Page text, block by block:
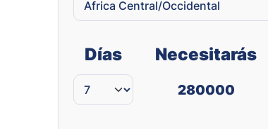
Días Necesitarás
280000